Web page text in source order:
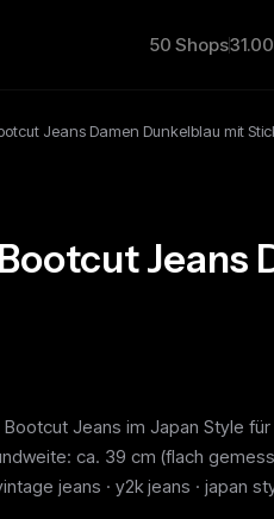
50 Shops
Jeans Damen Dunkelblau mit
Jeans im Japan Style
ca. 39 cm (flach
jeans · y2k jeans · japan